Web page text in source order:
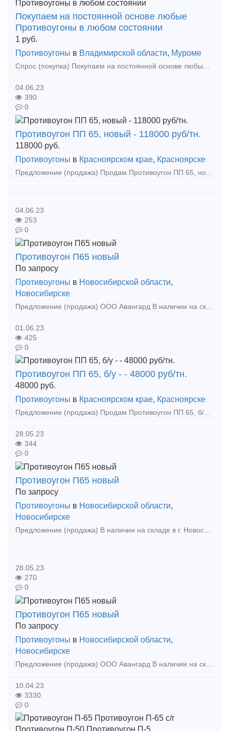
Покупаем на постоянной основе любые
Противоугоны в любом состоянии
1 руб.
Противоугоны в Владимирской области, Муроме
Спрос (покупка) Покупаем на постоянной основе любые противоугоны в любом состоянии а также: - Противоугоны - п65, п50 - новые, восстановленные, бу
04.06.23
390
0
Противоугон ПП 65, новый - 118000 руб/тн.
118000 руб.
Противоугоны в Красноярском крае, Красноярске
04.06.23
253
0
Противоугон П65 новый
По запросу
Противоугоны в Новосибирской области,
Новосибирске
01.06.23
425
0
Противоугон ПП 65, б/у - - 48000 руб/тн.
48000 руб.
Противоугоны в Красноярском крае, Красноярске
Предложение (продажа) Продам Противоугон ПП 65, б/у Цена: 48000
28.05.23
344
0
Противоугон П65 новый
По запросу
Противоугоны в Новосибирской области,
Новосибирске
Предложение (продажа) В наличии на складе в г. Новосибирске. Также в наличии: рельсы, шпалы, подкладка, накладка, прокладка, крепеж, стрелочные переводы - новые,
28.05.23
270
0
Противоугон П65 новый
По запросу
Противоугоны в Новосибирской области,
Новосибирске
10.04.23
3330
0